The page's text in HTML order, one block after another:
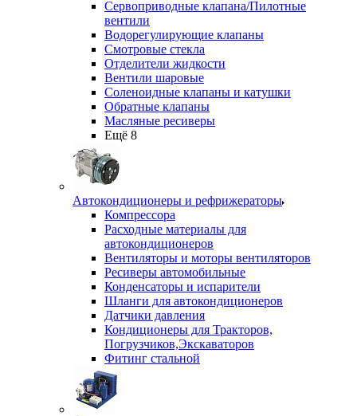
Сервоприводные клапана/Пилотные
вентили
Водорегулирующие клапаны
Смотровые стекла
Отделители жидкости
Вентили шаровые
Соленоидные клапаны и катушки
Обратные клапаны
Масляные ресиверы
Ещё 8
Автокондиционеры и рефрижераторы
Компрессора
Расходные материалы для
автокондиционеров
Вентиляторы и моторы вентиляторов
Ресиверы автомобильные
Конденсаторы и испарители
Шланги для автокондиционеров
Датчики давления
Кондиционеры для Тракторов,
Погрузчиков,Экскаваторов
Фитинг стальной